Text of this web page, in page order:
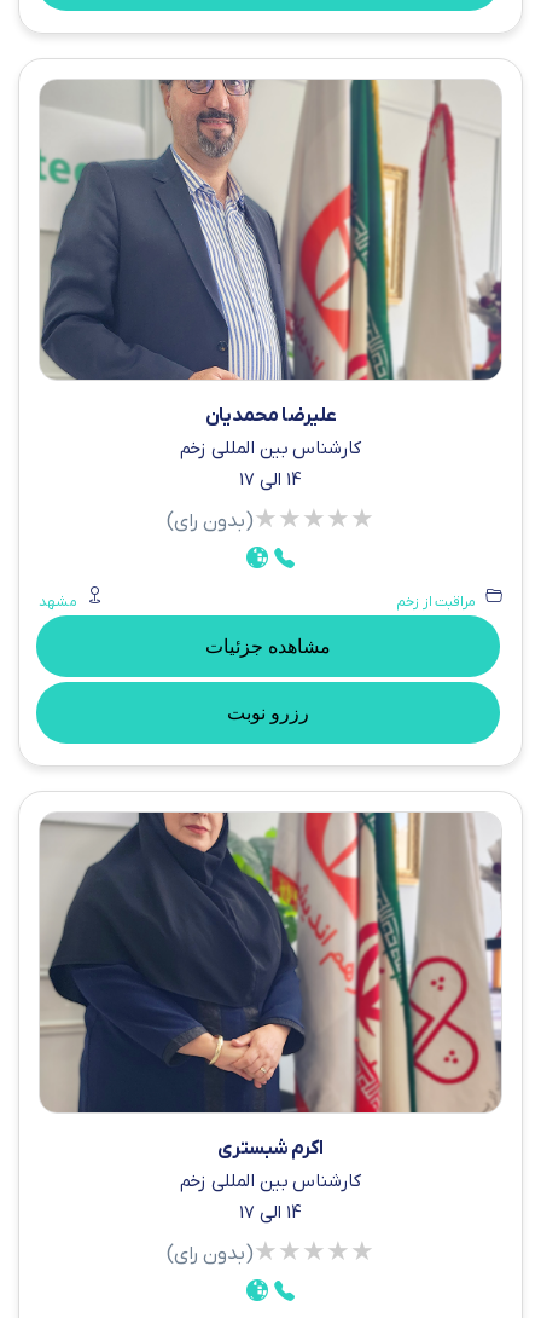
علیرضا محمدیان
کارشناس بین المللی زخم
14 الی 17
★
★
★
★
★(بدون رای)
مراقبت از زخم مشهد
مشاهده جزئیات
رزرو نوبت
اکرم شبستری
کارشناس بین المللی زخم
14 الی 17
★
★
★
★
★(بدون رای)